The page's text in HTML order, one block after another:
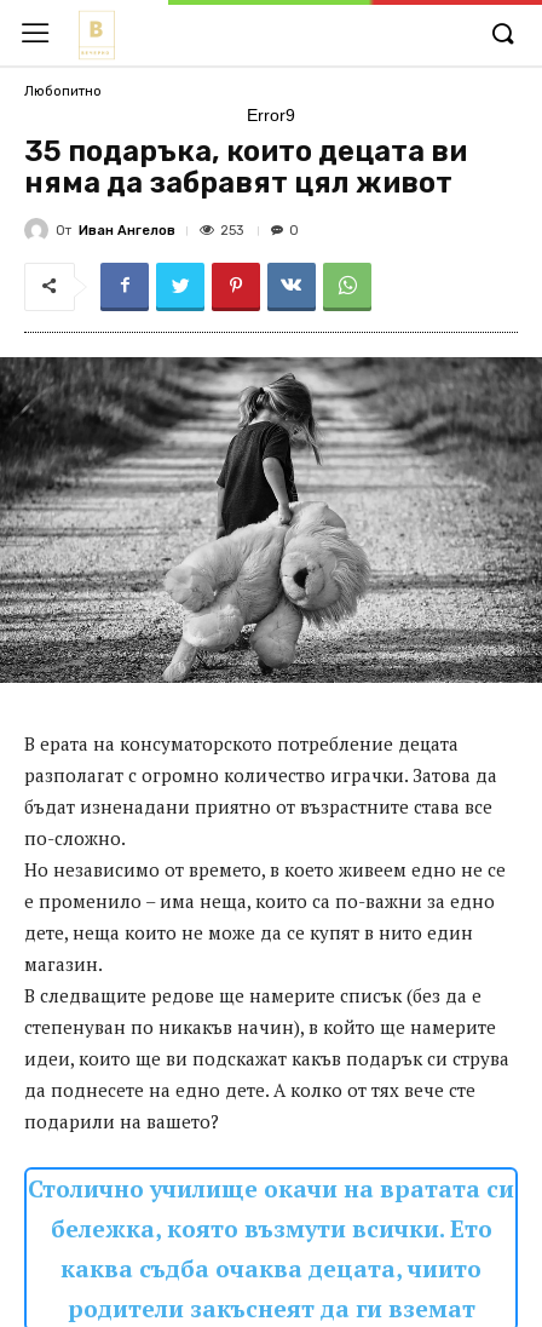
Любопитно
Error9
35 подаръка, които децата ви
няма да забравят цял живот
От Иван Ангелов 253 0
В ерата на консуматорското потребление децата
разполагат с огромно количество играчки. Затова да
бъдат изненадани приятно от възрастните става все
по-сложно.
Но независимо от времето, в което живеем едно не се
е променило – има неща, които са по-важни за едно
дете, неща които не може да се купят в нито един
магазин.
В следващите редове ще намерите списък (без да е
степенуван по никакъв начин), в който ще намерите
идеи, които ще ви подскажат какъв подарък си струва
да поднесете на едно дете. А колко от тях вече сте
подарили на вашето?
Столично училище окачи на вратата си
бележка, която възмути всички. Ето
каква съдба очаква децата, чиито
родители закъснеят да ги вземат